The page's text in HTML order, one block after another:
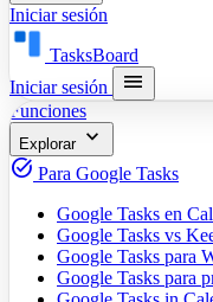
Iniciar sesión
TasksBoard
Iniciar sesión
menu
Funciones
Explorar expand_more
task_alt Para Google Tasks
Google Tasks en
Google Tasks vs
Google Tasks para
Google Tasks para